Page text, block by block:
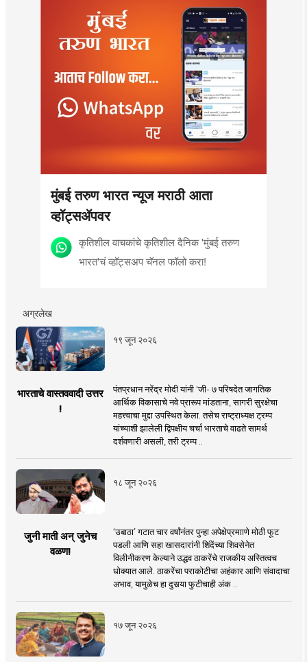
मुंबई तरुण भारत न्यूज मराठी आता
व्हॉट्सॲपवर
कृतिशील वाचकांचे कृतिशील दैनिक 'मुंबई तरुण
भारत'चं व्हॉट्सअप चॅनल फॉलो करा!
अग्रलेख
१९ जून २०२६
भारताचे वास्तववादी उत्तर
!
पंतप्रधान नरेंद्र मोदी यांनी 'जी- ७ परिषदेत जागतिक
आर्थिक विकासाचे नवे प्रारूप मांडताना, सागरी सुरक्षेचा
महत्त्वाचा मुद्दा उपस्थित केला. तसेच राष्ट्राध्यक्ष ट्रम्प
यांच्याशी झालेली द्विपक्षीय चर्चा भारताचे वाढते सामर्थ
दर्शवणारी असली, तरी ट्रम्प ..
१८ जून २०२६
जुनी माती अन् जुनेच
वळण!
‘उबाठा’ गटात चार वर्षांनंतर पुन्हा अपेक्षेप्रमााणे मोठी फूट
पडली आणि सहा खासदारांनी शिंदेंच्या शिवसेनेत
विलीनीकरण केल्याने उद्धव ठाकरेंचे राजकीय अस्तित्वच
धोक्यात आले. ठाकरेंचा पराकोटीचा अहंकार आणि संवादाचा
अभाव, यामुळेच हा दुसर्‍या फुटीचाही अंक ..
१७ जून २०२६